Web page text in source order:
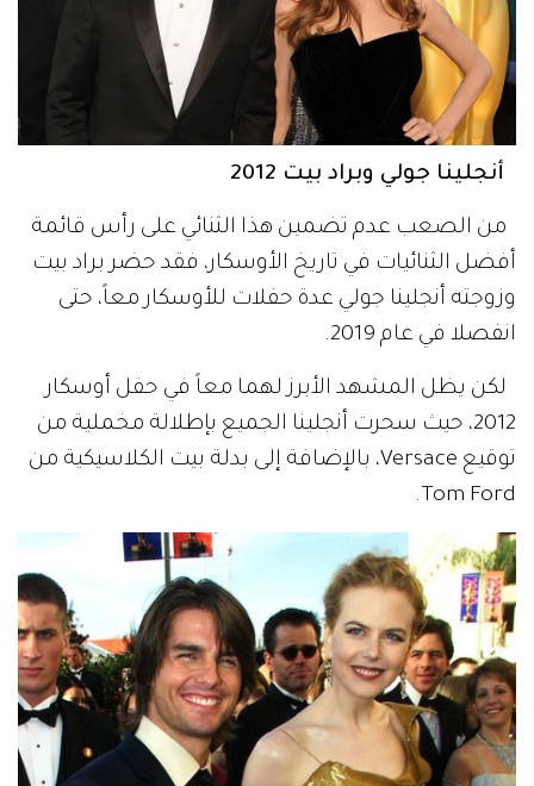
أنجلينا جولي وبراد بيت 2012
من الصعب عدم تضمين هذا الثنائي على رأس قائمة
أفضل الثنائيات في تاريخ الأوسكار، فقد حضر براد بيت
وزوجته أنجلينا جولي عدة حفلات للأوسكار معاً، حتى
انفصلا في عام 2019.
لكن يظل المشهد الأبرز لهما معاً في حفل أوسكار
2012، حيث سحرت أنجلينا الجميع بإطلالة مخملية من
توقيع Versace، بالإضافة إلى بدلة بيت الكلاسيكية من
Tom Ford.